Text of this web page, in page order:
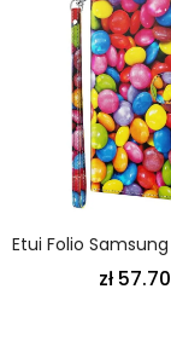
zł 57.70